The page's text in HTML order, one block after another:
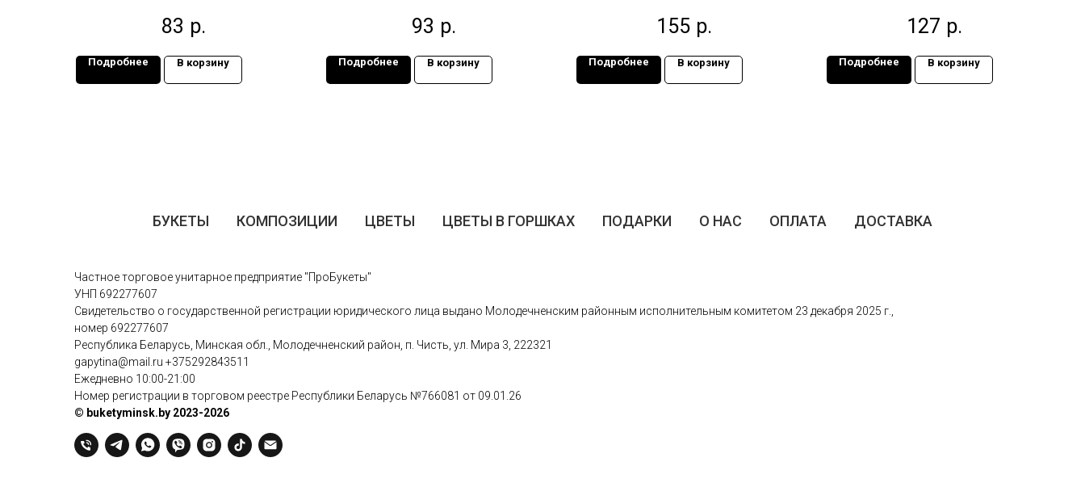
83 р.
Подробнее В корзину
93 р.
Подробнее В корзину
155 р.
Подробнее В корзину
127 р.
Подробнее В корзину
БУКЕТЫ КОМПОЗИЦИИ ЦВЕТЫ ЦВЕТЫ В ГОРШКАХ ПОДАРКИ О НАС ОПЛАТА ДОСТАВКА
Частное торговое унитарное предприятие "ПроБукеты"
УНП 692277607
Свидетельство о государственной регистрации юридического лица выдано Молодечненским районным исполнительным комитетом 23 декабря 2025 г.,
номер 692277607
Республика Беларусь, Минская обл., Молодечненский район, п. Чисть, ул. Мира 3, 222321
gapytina@mail.ru +375292843511
Ежедневно 10:00-21:00
Номер регистрации в торговом реестре Республики Беларусь №766081 от 09.01.26
© buketyminsk.by 2023-2026